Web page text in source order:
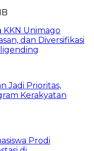
KKN Unimago
dan Diversifikasi
Jadi Prioritas,
Kerakyatan
Prodi